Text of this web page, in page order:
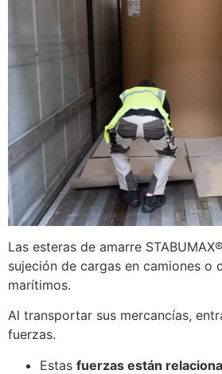
Las esteras de amarre
sujeción de cargas en camiones o
marítimos.
Al transportar sus mercancías,
fuerzas.
Estas fuerzas están